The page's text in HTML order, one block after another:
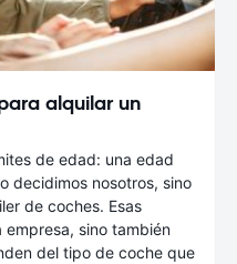
alquilar un
de edad: una edad
decidimos nosotros, sino
de coches. Esas
empresa, sino también
del tipo de coche que